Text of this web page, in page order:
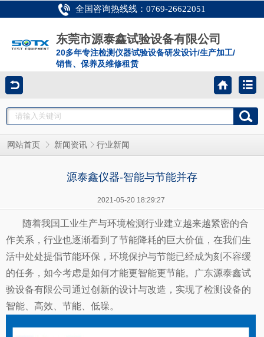
全国咨询热线线：0769-26622051
东莞市源泰鑫试验设备有限公司
20多年专注检测仪器试验设备研发设计/生产加工/
销售、保养及维修租赁
网站首页 新闻资讯 行业新闻
源泰鑫仪器-智能与节能并存
2021-05-20 18:29:27
随着我国工业生产与环境检测行业建立越来越紧密的合
作关系，行业也逐渐看到了节能降耗的巨大价值，在我们生
活中处处提倡节能环保，环境保护与节能已经成为刻不容缓
的任务，如今考虑是如何才能更智能更节能。
广东源泰鑫试
验设备有限公司 通过创新的设计与改造，实现了检测设备的
智能、高效、节能、低噪。